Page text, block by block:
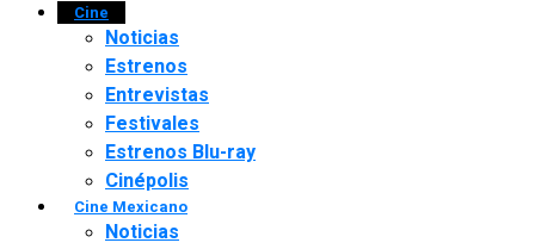
Cine
Noticias
Estrenos
Entrevistas
Festivales
Estrenos Blu-ray
Cinépolis
Cine Mexicano
Noticias